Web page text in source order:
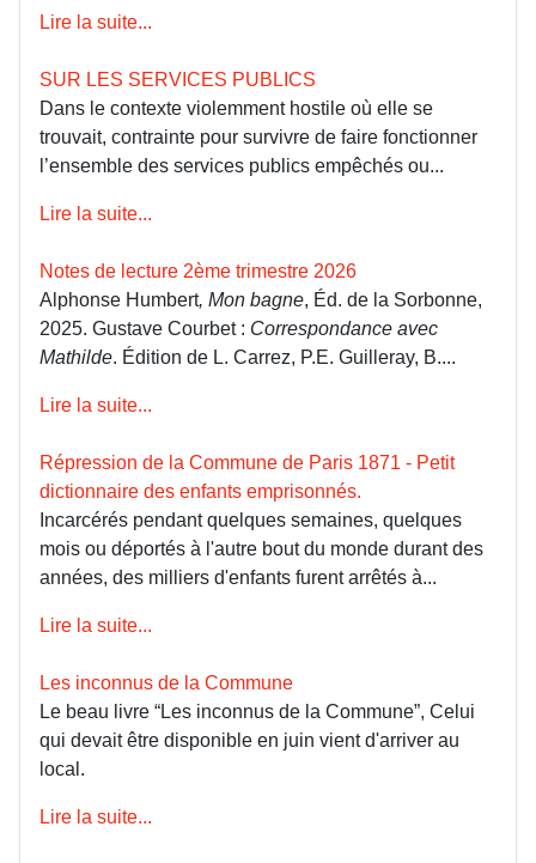
Lire la suite...
SUR LES SERVICES PUBLICS
Dans le contexte violemment hostile où elle se
trouvait, contrainte pour survivre de faire fonctionner
l’ensemble des services publics empêchés ou...
Lire la suite...
Notes de lecture 2ème trimestre 2026
Alphonse Humbert, Mon bagne, Éd. de la Sorbonne,
2025. Gustave Courbet : Correspondance avec
Mathilde. Édition de L. Carrez, P.E. Guilleray, B....
Lire la suite...
Répression de la Commune de Paris 1871 - Petit
dictionnaire des enfants emprisonnés.
Incarcérés pendant quelques semaines, quelques
mois ou déportés à l'autre bout du monde durant des
années, des milliers d'enfants furent arrêtés à...
Lire la suite...
Les inconnus de la Commune
Le beau livre “Les inconnus de la Commune”, Celui
qui devait être disponible en juin vient d'arriver au
local.
Lire la suite...